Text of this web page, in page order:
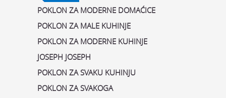
POKLON ZA MODERNE DOMAĆICE
POKLON ZA MALE KUHINJE
POKLON ZA MODERNE KUHINJE
JOSEPH JOSEPH
POKLON ZA SVAKU KUHINJU
POKLON ZA SVAKOGA